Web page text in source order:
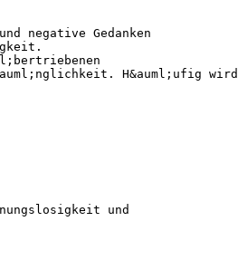
negative Gedanken
H&auml;ufig wird
und